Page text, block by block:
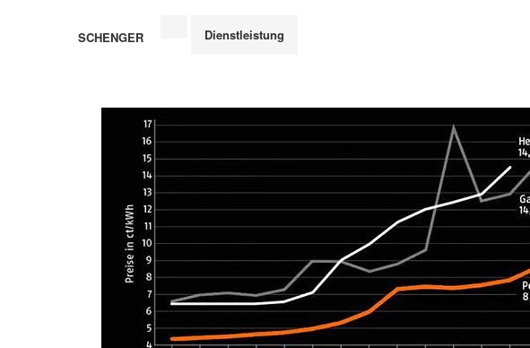
SCHENGER Dienstleistung